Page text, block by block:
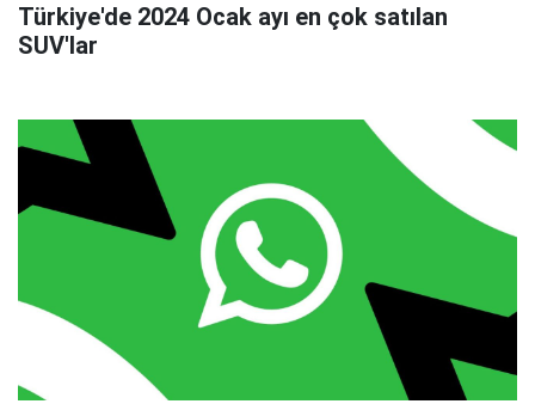
Türkiye'de 2024 Ocak ayı en çok satılan
SUV'lar